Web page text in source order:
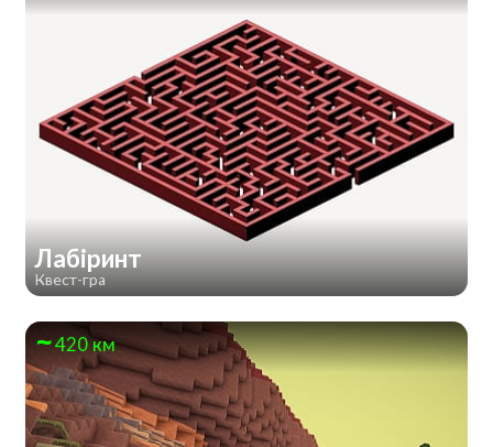
Лабіринт
Квест-гра
420 км